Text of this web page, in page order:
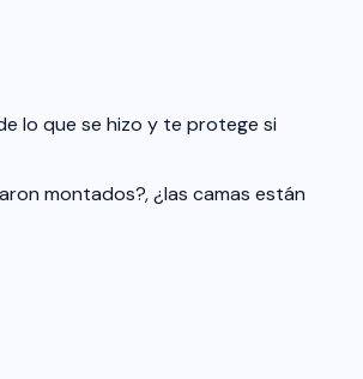
lo que se hizo y te protege si
montados?, ¿las camas están